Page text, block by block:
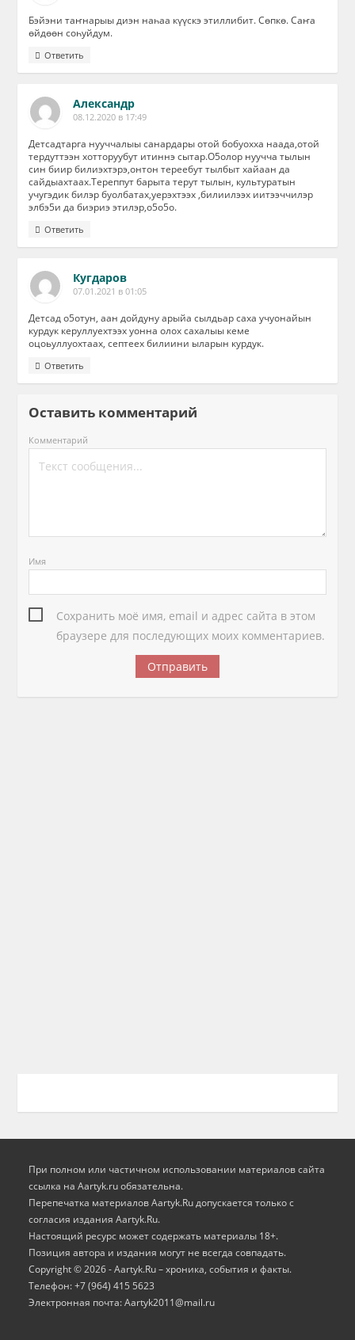
Бэйэни таҥнарыы диэн наһаа күүскэ этиллибит. Сөпкө. Саҥа
өйдөөн соһуйдум.
Ответить
Александр
08.12.2020 в 17:49
Детсадтарга нууччалыы санардары отой бобуохха наада,отой
тердуттээн хотторуубут итиннэ сытар.О5олор нуучча тылын
син биир билиэхтэрэ,онтон тереебут тылбыт хайаан да
сайдыахтаах.Тереппут барыта терут тылын, культуратын
учугэдик билэр буолбатах,уерэхтээх ,билиилээх иитээччилэр
элбэ5и да биэриэ этилэр,о5о5о.
Ответить
Кугдаров
07.01.2021 в 01:05
Детсад о5отун, аан дойдуну арыйа сылдьар саха учуонайын
курдук керуллуехтээх уонна олох сахалыы кеме
оцоьуллуохтаах, септеех билиини ыларын курдук.
Ответить
Оставить комментарий
Комментарий
Имя
Сохранить моё имя, email и адрес сайта в этом
браузере для последующих моих комментариев.
При полном или частичном использовании материалов сайта
ссылка на Aartyk.ru oбязательна.
Перепечатка материалов Aartyk.Ru допускается только с
согласия издания Aartyk.Ru.
Настоящий ресурс может содержать материалы 18+.
Позиция автора и издания могут не всегда совпадать.
Copyright © 2026 - Aartyk.Ru – хроника, события и факты.
Телефон: +7 (964) 415 5623
Электронная почта: Aartyk2011@mail.ru